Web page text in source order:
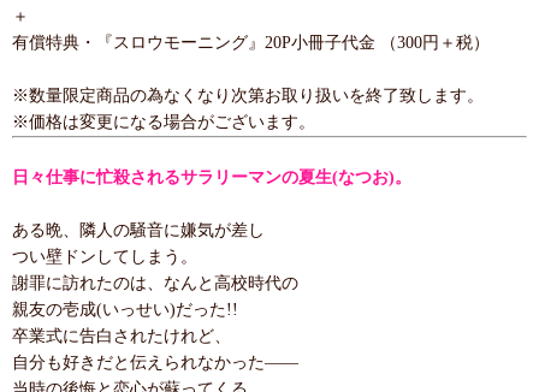
＋
有償特典・『スロウモーニング』20P小冊子代金 （300円＋税）
※数量限定商品の為なくなり次第お取り扱いを終了致します。
※価格は変更になる場合がございます。
日々仕事に忙殺されるサラリーマンの夏生(なつお)。
ある晩、隣人の騒音に嫌気が差し
つい壁ドンしてしまう。
謝罪に訪れたのは、なんと高校時代の
親友の壱成(いっせい)だった!!
卒業式に告白されたけれど、
自分も好きだと伝えられなかった――